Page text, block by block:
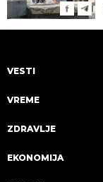
VESTI
VREME
ZDRAVLJE
EKONOMIJA